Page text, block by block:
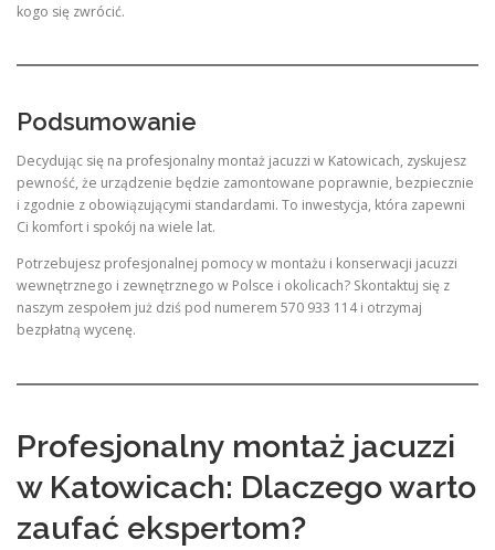
kogo się zwrócić.
Podsumowanie
Decydując się na profesjonalny montaż jacuzzi w Katowicach, zyskujesz
pewność, że urządzenie będzie zamontowane poprawnie, bezpiecznie
i zgodnie z obowiązującymi standardami. To inwestycja, która zapewni
Ci komfort i spokój na wiele lat.
Potrzebujesz profesjonalnej pomocy w montażu i konserwacji jacuzzi
wewnętrznego i zewnętrznego w Polsce i okolicach? Skontaktuj się z
naszym zespołem już dziś pod numerem 570 933 114 i otrzymaj
bezpłatną wycenę.
Profesjonalny montaż jacuzzi
w Katowicach: Dlaczego warto
zaufać ekspertom?